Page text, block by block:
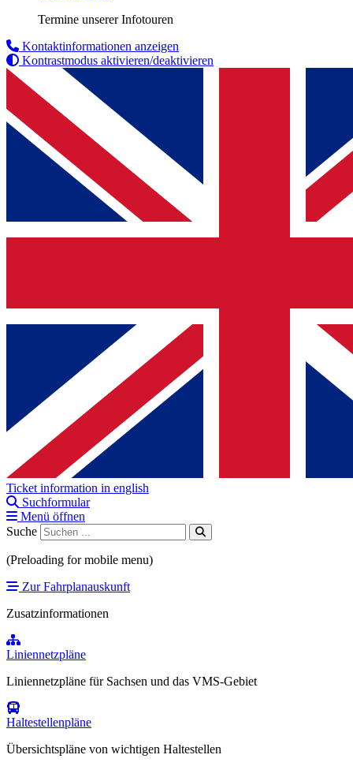
Termine unserer Infotouren
Kontaktinformationen anzeigen
Kontrastmodus aktivieren/deaktivieren
Ticket information in english
Suchformular
Menü öffnen
Suche
(Preloading for mobile menu)
Zur Fahrplanauskunft
Zusatzinformationen
Liniennetzpläne
Liniennetzpläne für Sachsen und das VMS-Gebiet
Haltestellenpläne
Übersichtspläne von wichtigen Haltestellen